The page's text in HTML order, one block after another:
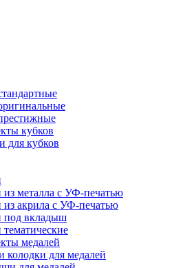
кубков
для кубков
металла с УФ-печатью
акрила с УФ-печатью
под вкладыш
медалей
колодки для медалей